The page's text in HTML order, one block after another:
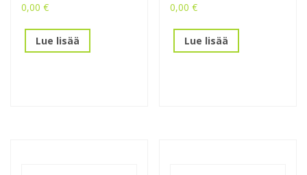
0,00 €
Lue lisää
0,00€
Lue lisää